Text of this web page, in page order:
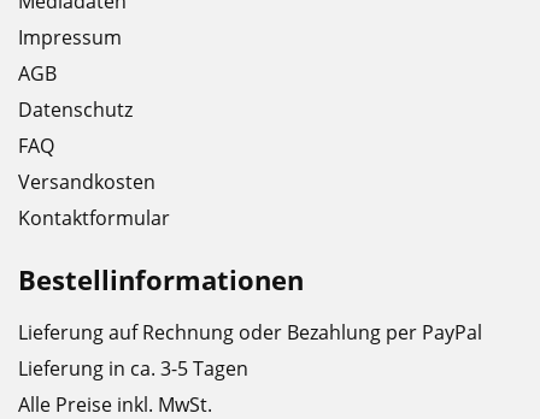
Impressum
AGB
Datenschutz
FAQ
Versandkosten
Kontaktformular
Bestellinformationen
Lieferung auf Rechnung oder Bezahlung per PayPal
Lieferung in ca. 3-5 Tagen
Alle Preise inkl. MwSt.